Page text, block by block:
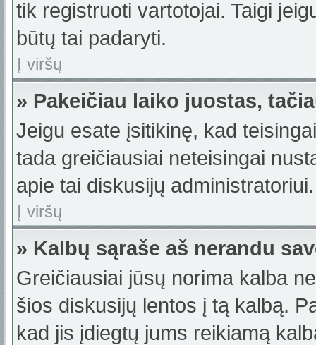
tik registruoti vartotojai. Taigi
būtų tai padaryti.
Į viršų
» Pakeičiau laiko juostas,
Jeigu esate įsitikinę, kad
tada greičiausiai neteisingai
apie tai diskusijų administratoriui.
Į viršų
» Kalbų sąraše aš nerandu
Greičiausiai jūsų norima kalba
šios diskusijų lentos į tą kalbą.
kad jis įdiegtų jums reikiamą